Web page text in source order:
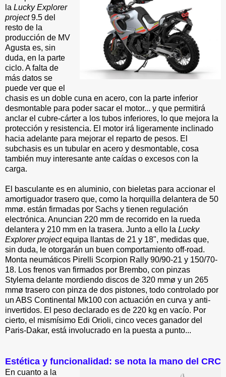
la Lucky Explorer
project9.5 del
resto de la
producción de MV
Agusta es, sin
duda, en la parte
ciclo. A falta de
más datos se
puede ver que el
chasis es un doble cuna en acero, con la parte inferior
desmontable para poder sacar el motor... y que permitirá
anclar el cubre-cárter a los tubos inferiores, lo que mejora la
protección y resistencia. El motor irá ligeramente inclinado
hacia adelante para mejorar el reparto de pesos. El
subchasis es un tubular en acero y desmontable, cosa
también muy interesante ante caídas o excesos con la
carga.
El basculante es en aluminio, con bieletas para accionar el
amortiguador trasero que, como la horquilla delantera de 50
mmø. están firmadas por Sachs y tienen regulación
electrónica. Anuncian 220 mm de recorrido en la rueda
delantera y 210 mm en la trasera. Junto a ello la Lucky
Explorer projectequipa llantas de 21 y 18", medidas que,
sin duda, le otorgarán un buen comportamiento off-road.
Monta neumáticos Pirelli Scorpion Rally 90/90-21 y 150/70-
18. Los frenos van firmados por Brembo, con pinzas
Stylema delante mordiendo discos de 320 mmø y un 265
mmø trasero con pinza de dos pistones, todo controlado por
un ABS Continental Mk100 con actuación en curva y anti-
invertidos. El peso declarado es de 220 kg en vacío. Por
cierto, el mismísimo Edi Orioli, cinco veces ganador del
Paris-Dakar, está involucrado en la puesta a punto...
Estética y funcionalidad: se nota la mano del CRC
En cuanto a la